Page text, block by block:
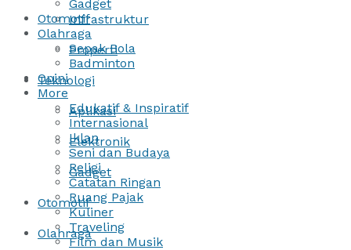
Infrastruktur
Properti
Teknologi
Aplikasi
Elektronik
Gadget
Otomotif
Olahraga
Gadget
Otomotif
Olahraga
Sepak Bola
Badminton
Opini
More
Edukatif & Inspiratif
Internasional
Iklan
Seni dan Budaya
Religi
Catatan Ringan
Ruang Pajak
Kuliner
Traveling
Film dan Musik